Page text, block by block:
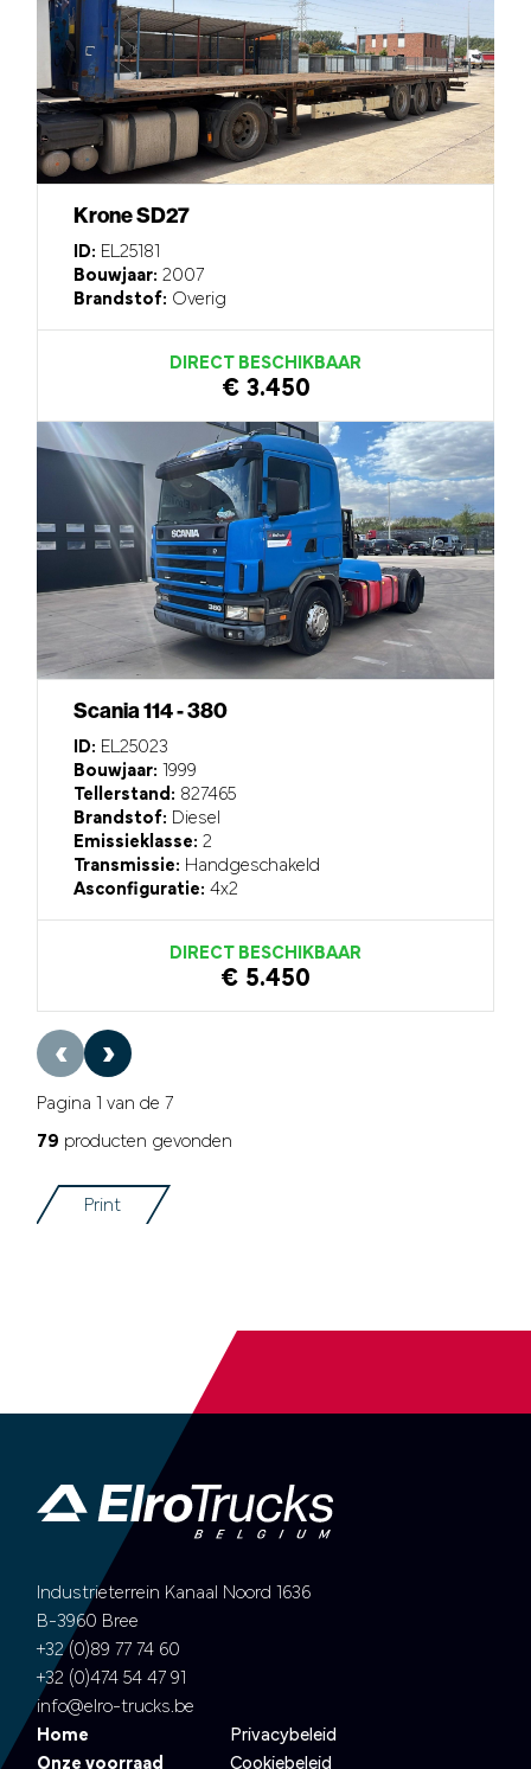
Krone SD27
ID: EL25181
Bouwjaar: 2007
Brandstof: Overig
DIRECT BESCHIKBAAR
€ 3.450
Scania 114 - 380
ID: EL25023
Bouwjaar: 1999
Tellerstand: 827465
Brandstof: Diesel
Emissieklasse: 2
Transmissie: Handgeschakeld
Asconfiguratie: 4x2
DIRECT BESCHIKBAAR
€ 5.450
‹ ›
Pagina 1 van de 7
79 producten gevonden
Print
Industrieterrein Kanaal Noord 1636
B-3960 Bree
+32 (0)89 77 74 60
+32 (0)474 54 47 91
info@elro-trucks.be
Home
Onze voorraad
Privacybeleid
Cookiebeleid